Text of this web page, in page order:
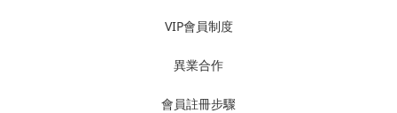
VIP會員制度
異業合作
會員註冊步驟